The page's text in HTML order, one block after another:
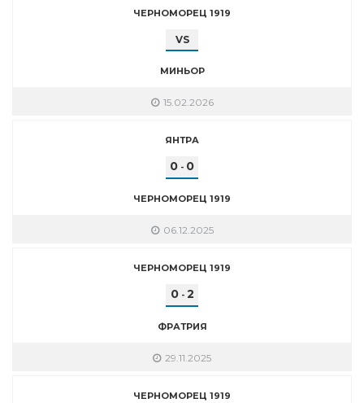
ЧЕРНОМОРЕЦ 1919
VS
МИНЬОР
15.02.2026
ЯНТРА
0 - 0
ЧЕРНОМОРЕЦ 1919
06.12.2025
ЧЕРНОМОРЕЦ 1919
0- 2
ФРАТРИЯ
29.11.2025
ЧЕРНОМОРЕЦ 1919